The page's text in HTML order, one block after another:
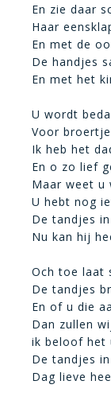
En zie daar
Haar
En met de
De handjes
En met het
U wordt
Voor
Ik heb het
En o zo lief
Maar weet u
U hebt nog
De tandjes
Nu kan hij
Och toe laat
De tandjes
En of u die
Dan zullen
ik beloof het
De tandjes
Dag lieve